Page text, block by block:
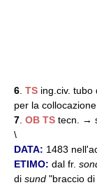
6 TS ing.civ.
per la
7 OB TS tecn. →
\
DATA: 1483
ETIMO: dal fr.
di sund "braccio